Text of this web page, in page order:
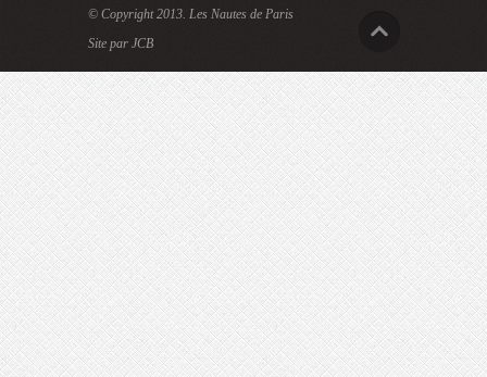
© Copyright 2013. Les Nautes de Paris
Site par JCB